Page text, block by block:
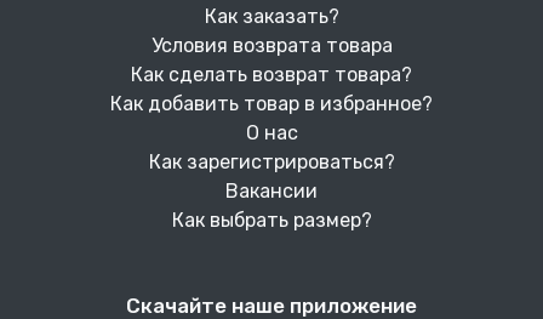
Как заказать?
Условия возврата товара
Как сделать возврат товара?
Как добавить товар в избранное?
О нас
Как зарегистрироваться?
Вакансии
Как выбрать размер?
Скачайте наше приложение